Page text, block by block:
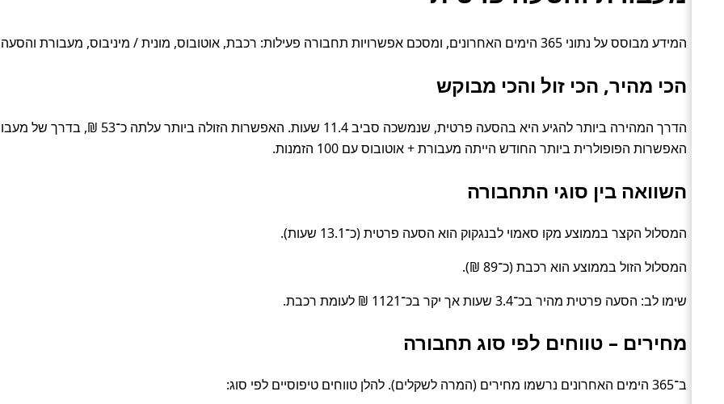
המידע מבוסס על נתוני 365 הימים האחרונים, ומסכם אפשרויות תחבורה פעילות: רכבת, אוטובוס, מונית / מיניבוס, מעבורת והסעה פרטית.
הכי מהיר, הכי זול והכי מבוקש
הדרך המהירה ביותר להגיע היא בהסעה פרטית, שנמשכה סביב 11.4 שעות.
האפשרות הפופולרית ביותר החודש הייתה מעבורת + אוטובוס עם 100 הזמנות.
השוואה בין סוגי התחבורה
המסלול הקצר בממוצע מקו סאמוי לבנגקוק הוא הסעה פרטית (כ־13.1 שעות).
המסלול הזול בממוצע הוא רכבת (כ־89 ₪).
שימו לב: הסעה פרטית מהיר בכ־3.4 שעות אך יקר בכ־1121 ₪ לעומת רכבת.
מחירים – טווחים לפי סוג תחבורה
ב־365 הימים האחרונים נרשמו מחירים (המרה לשקלים). להלן טווחים טיפוסיים לפי סוג: